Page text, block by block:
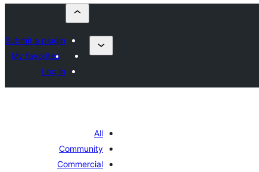
Submit a plugin
My favorites
Log in
All
Community
Commercial